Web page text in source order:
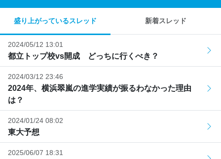
盛り上がっているスレッド 新着スレッド
2024/05/12 13:01
都立トップ校vs開成 どっちに行くべき？
2024/03/12 23:46
2024年、横浜翠嵐の進学実績が振るわなかった理由
は？
2024/01/24 08:02
東大予想
2025/06/07 18:31